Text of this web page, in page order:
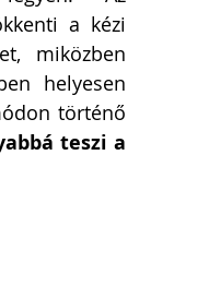
a kézi
miközben
helyesen
történő
teszi a